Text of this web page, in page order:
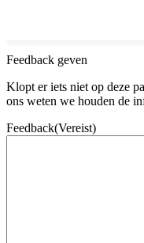
Feedback geven
Klopt er iets niet op deze
ons weten we houden de
Feedback(Vereist)